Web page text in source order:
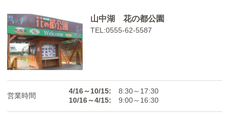
山中湖 花の都公園
TEL:0555-62-5587
営業時間
4/16～10/15: 8:30～17:30
10/16～4/15: 9:00～16:30